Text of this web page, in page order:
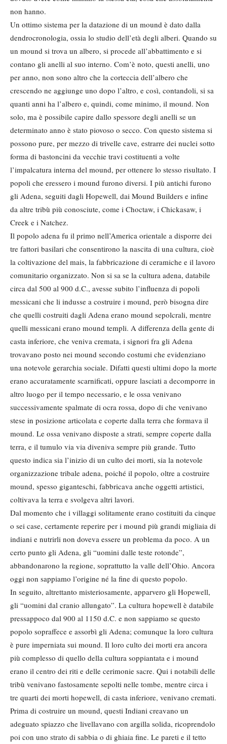
non hanno.
Un ottimo sistema per la datazione di un mound è dato dalla
dendrocronologia, ossia lo studio dell’età degli alberi. Quando su
un mound si trova un albero, si procede all’abbattimento e si
contano gli anelli al suo interno. Com’è noto, questi anelli, uno
per anno, non sono altro che la corteccia dell’albero che
crescendo ne aggiunge uno dopo l’altro, e così, contandoli, si sa
quanti anni ha l’albero e, quindi, come minimo, il mound. Non
solo, ma è possibile capire dallo spessore degli anelli se un
determinato anno è stato piovoso o secco. Con questo sistema si
possono pure, per mezzo di trivelle cave, estrarre dei nuclei sotto
forma di bastoncini da vecchie travi costituenti a volte
l’impalcatura interna del mound, per ottenere lo stesso risultato. I
popoli che eressero i mound furono diversi. I più antichi furono
gli Adena, seguiti dagli Hopewell, dai Mound Builders e infine
da altre tribù più conosciute, come i Choctaw, i Chickasaw, i
Creek e i Natchez.
Il popolo adena fu il primo nell’America orientale a disporre dei
tre fattori basilari che consentirono la nascita di una cultura, cioè
la coltivazione del mais, la fabbricazione di ceramiche e il lavoro
comunitario organizzato. Non si sa se la cultura adena, databile
circa dal 500 al 900 d.C., avesse subito l’influenza di popoli
messicani che li indusse a costruire i mound, però bisogna dire
che quelli costruiti dagli Adena erano mound sepolcrali, mentre
quelli messicani erano mound templi. A differenza della gente di
casta inferiore, che veniva cremata, i signori fra gli Adena
trovavano posto nei mound secondo costumi che evidenziano
una notevole gerarchia sociale. Difatti questi ultimi dopo la morte
erano accuratamente scarnificati, oppure lasciati a decomporre in
altro luogo per il tempo necessario, e le ossa venivano
successivamente spalmate di ocra rossa, dopo di che venivano
stese in posizione articolata e coperte dalla terra che formava il
mound. Le ossa venivano disposte a strati, sempre coperte dalla
terra, e il tumulo via via diveniva sempre più grande. Tutto
questo indica sia l’inizio di un culto dei morti, sia la notevole
organizzazione tribale adena, poiché il popolo, oltre a costruire
mound, spesso giganteschi, fabbricava anche oggetti artistici,
coltivava la terra e svolgeva altri lavori.
Dal momento che i villaggi solitamente erano costituiti da cinque
o sei case, certamente reperire per i mound più grandi migliaia di
indiani e nutrirli non doveva essere un problema da poco. A un
certo punto gli Adena, gli “uomini dalle teste rotonde”,
abbandonarono la regione, soprattutto la valle dell’Ohio. Ancora
oggi non sappiamo l’origine né la fine di questo popolo.
In seguito, altrettanto misteriosamente, apparvero gli Hopewell,
gli “uomini dal cranio allungato”. La cultura hopewell è databile
pressappoco dal 900 al 1150 d.C. e non sappiamo se questo
popolo sopraffece e assorbì gli Adena; comunque la loro cultura
è pure imperniata sui mound. Il loro culto dei morti era ancora
più complesso di quello della cultura soppiantata e i mound
erano il centro dei riti e delle cerimonie sacre. Qui i notabili delle
tribù venivano fastosamente sepolti nelle tombe, mentre circa i
tre quarti dei morti hopewell, di casta inferiore, venivano cremati.
Prima di costruire un mound, questi Indiani creavano un
adeguato spiazzo che livellavano con argilla solida, ricoprendolo
poi con uno strato di sabbia o di ghiaia fine. Le pareti e il tetto